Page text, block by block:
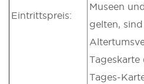
Eintrittspreis:
Museen
gelten,
Tageskarte
Tages-